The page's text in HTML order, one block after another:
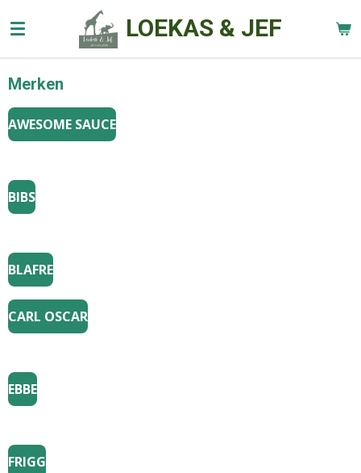
direct
de
hoofdinhoud
LOEKAS & JEF
Merken
AWESOME SAUCE
BIBS
BLAFRE
CARL OSCAR
EBBE
FRIGG